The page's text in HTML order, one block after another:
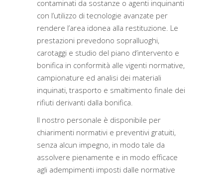
contaminati da sostanze o agenti inquinanti
con l’utilizzo di tecnologie avanzate per
rendere l’area idonea alla restituzione. Le
prestazioni prevedono sopralluoghi,
carotaggi e studio del piano d’intervento e
bonifica in conformità alle vigenti normative,
campionature ed analisi dei materiali
inquinati, trasporto e smaltimento finale dei
rifiuti derivanti dalla bonifica.
Il nostro personale è disponibile per
chiarimenti normativi e preventivi gratuiti,
senza alcun impegno, in modo tale da
assolvere pienamente e in modo efficace
agli adempimenti imposti dalle normative